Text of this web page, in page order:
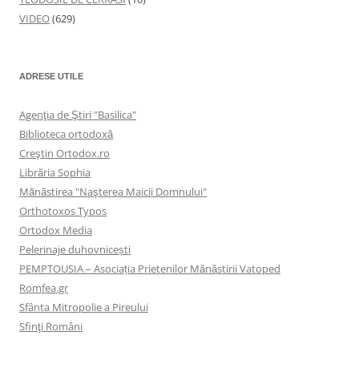
VIDEO(629)
ADRESE UTILE
Agenţia de Ştiri "Basilica"
Biblioteca ortodoxă
Creştin Ortodox.ro
Librăria Sophia
Mănăstirea "Naşterea Maicii Domnului"
Orthotoxos Typos
Ortodox Media
Pelerinaje duhovnicești
PEMPTOUSIA – Asociația Prietenilor Mănăstirii Vatoped
Romfea.gr
Sfânta Mitropolie a Pireului
Sfinţi Români